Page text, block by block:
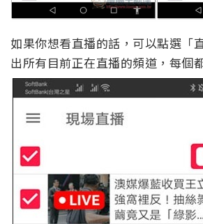
如果你想看直播的話，可以點選「
出所有目前正在直播的頻道，每個